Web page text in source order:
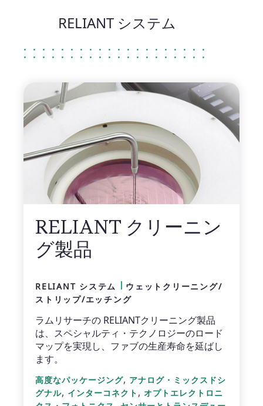
RELIANT システム
RELIANT クリーニン
グ製品
RELIANT システム
ウェットクリーニング/
ストリップ/エッチング
ラムリサーチの RELIANTクリーニング製品
は、スペシャルティ・テクノロジーのロード
マップを実現し、ファブの生産寿命を延ばし
ます。
高度なパッケージング, アナログ・ミックスドシ
グナル, インターコネクト , オプトエレクトロニ